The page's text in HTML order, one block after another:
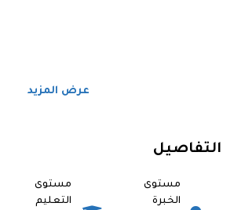
عرض المزيد
التفاصيل
مستوى
الخبرة
مستوى
التعليم